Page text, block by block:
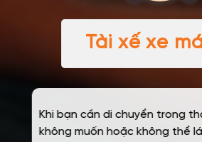
Tài xế xe
Khi bạn cần di chuyển trong
không muốn hoặc không thể